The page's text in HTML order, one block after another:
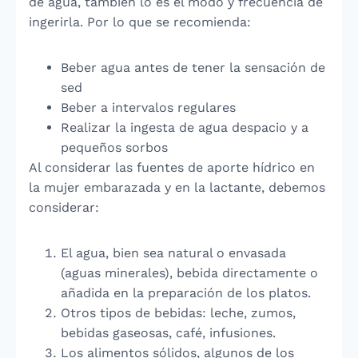
ingerirla. Por lo que se recomienda:
Beber agua antes de tener la sensación de
sed
Beber a intervalos regulares
Realizar la ingesta de agua despacio y a
pequeños sorbos
Al considerar las fuentes de aporte hídrico en
la mujer embarazada y en la lactante, debemos
considerar:
El agua, bien sea natural o envasada
(aguas minerales), bebida directamente o
añadida en la preparación de los platos.
Otros tipos de bebidas: leche, zumos,
bebidas gaseosas, café, infusiones.
Los alimentos sólidos, algunos de los